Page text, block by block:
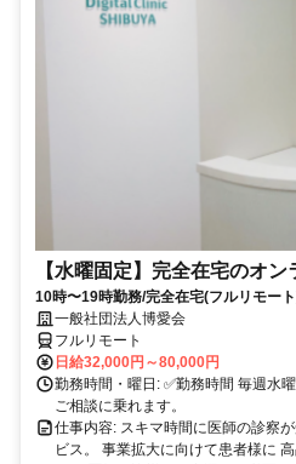
【水曜固定】完全在宅のオ
10時〜19時勤務/完全在宅(フルリモー
業務一般社団法人博愛会
フルリモート
日給32,000円～80,000円
勤務時間・曜日: ✅勤務時間 毎週水
ご相談に乗れます。
仕事内容: スキマ時間に医師の診察
ビス。 事業拡大に向けて患者様に